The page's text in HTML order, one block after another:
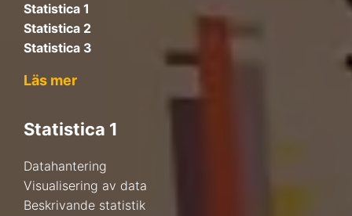
Statistica 1
Statistica 2
Statistica 3
Läs mer
Statistica 1
Datahantering
Visualisering av data
Beskrivande statistik